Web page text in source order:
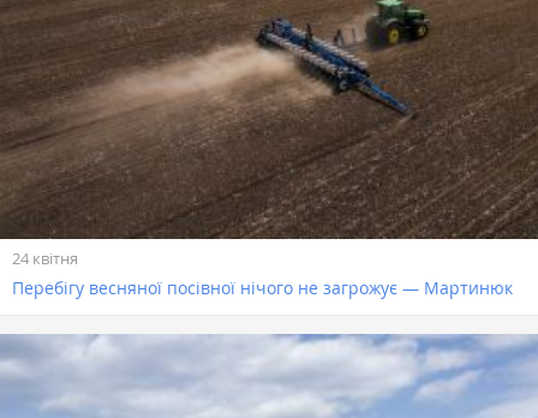
24 квітня
Перебігу весняної посівної нічого не загрожує — Мартинюк